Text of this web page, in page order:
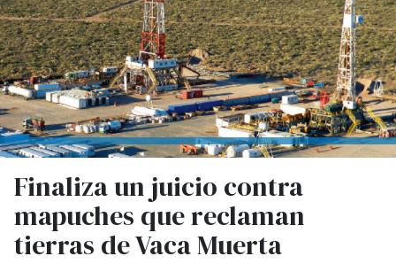
Finaliza un juicio contra
mapuches que reclaman
tierras de Vaca Muerta